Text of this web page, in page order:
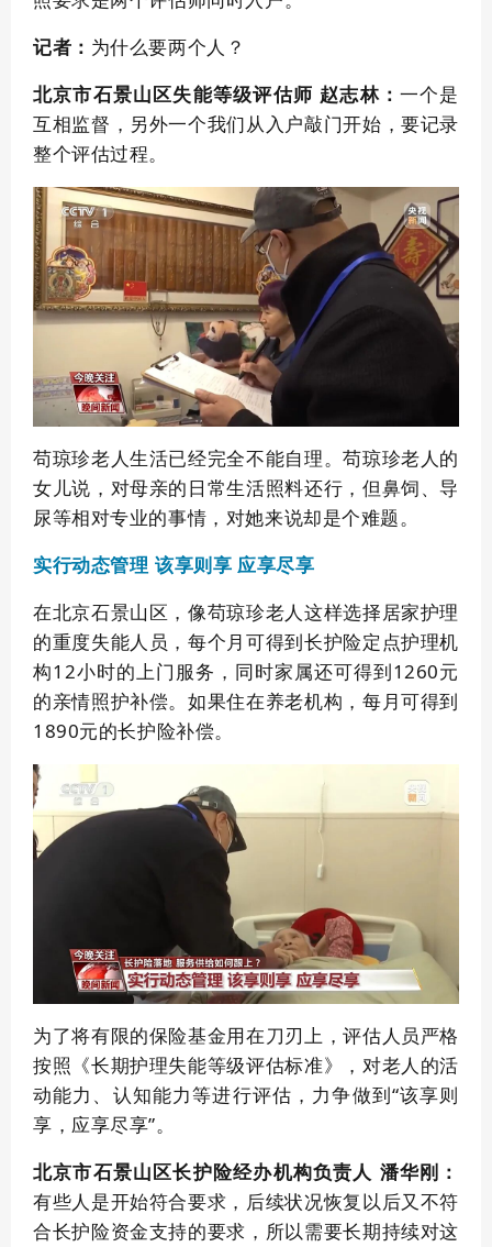
记者： 为什么要两个人？
北京市石景山区失能等级评估师 赵志林： 一个是
互相监督，另外一个我们从入户敲门开始，要记录
整个评估过程。
苟琼珍老人生活已经完全不能自理。苟琼珍老人的
女儿说，对母亲的日常生活照料还行，但鼻饲、导
尿等相对专业的事情，对她来说却是个难题。
实行动态管理该享则享 应享尽享
在北京石景山区，像苟琼珍老人这样选择居家护理
的重度失能人员，每个月可得到长护险定点护理机
构12小时的上门服务，同时家属还可得到1260元
的亲情照护补偿。如果住在养老机构，每月可得到
1890元的长护险补偿。
为了将有限的保险基金用在刀刃上，评估人员严格
按照《长期护理失能等级评估标准》，对老人的活
动能力、认知能力等进行评估，力争做到“该享则
享，应享尽享”。
北京市石景山区长护险经办机构负责人 潘华刚：
有些人是开始符合要求，后续状况恢复以后又不符
合长护险资金支持的要求，所以需要长期持续对这